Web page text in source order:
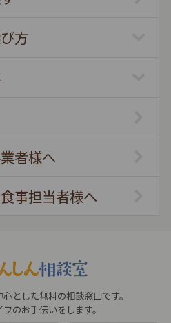
方
者様へ
事担当者様へ
とした無料の相談窓口です。
のお手伝いをします。